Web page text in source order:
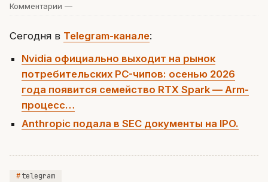
Комментарии —
Сегодня в Telegram-канале:
Nvidia официально выходит на рынок
потребительских PC-чипов: осенью 2026
года появится семейство RTX Spark — Arm-
процесс…
Anthropic подала в SEC документы на IPO.
telegram